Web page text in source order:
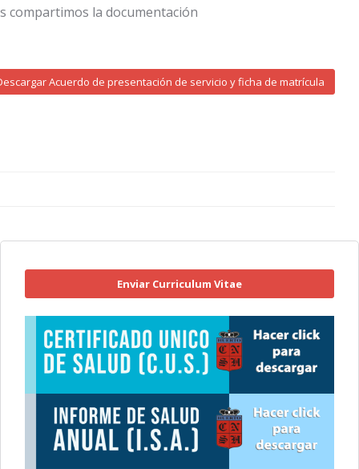
compartimos la documentación
Acuerdo de presentación de servicio y ficha de matrícula
Enviar Curriculum Vitae